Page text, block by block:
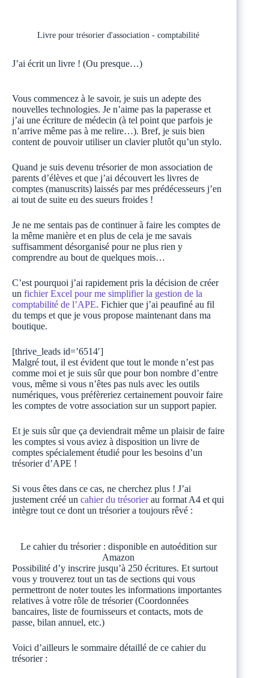
Livre pour trésorier d'association - comptabilité
J’ai écrit un livre ! (Ou presque…)
Vous commencez à le savoir, je suis un adepte des
nouvelles technologies. Je n’aime pas la paperasse et
j’ai une écriture de médecin (à tel point que parfois je
n’arrive même pas à me relire…). Bref, je suis bien
content de pouvoir utiliser un clavier plutôt qu’un stylo.
Quand je suis devenu trésorier de mon association de
parents d’élèves et que j’ai découvert les livres de
comptes (manuscrits) laissés par mes prédécesseurs j’en
ai tout de suite eu des sueurs froides !
Je ne me sentais pas de continuer à faire les comptes de
la même manière et en plus de cela je me savais
suffisamment désorganisé pour ne plus rien y
comprendre au bout de quelques mois…
C’est pourquoi j’ai rapidement pris la décision de créer
un fichier Excel pour me simplifier la gestion de la
comptabilité de l’APE. Fichier que j’ai peaufiné au fil
du temps et que je vous propose maintenant dans ma
boutique.
[thrive_leads id=’6514′]
Malgré tout, il est évident que tout le monde n’est pas
comme moi et je suis sûr que pour bon nombre d’entre
vous, même si vous n’êtes pas nuls avec les outils
numériques, vous préfèreriez certainement pouvoir faire
les comptes de votre association sur un support papier.
Et je suis sûr que ça deviendrait même un plaisir de faire
les comptes si vous aviez à disposition un livre de
comptes spécialement étudié pour les besoins d’un
trésorier d’APE !
Si vous êtes dans ce cas, ne cherchez plus ! J’ai
justement créé un cahier du trésorierau format A4 et qui
intègre tout ce dont un trésorier a toujours rêvé :
Le cahier du trésorier : disponible en autoédition sur
Amazon
Possibilité d’y inscrire jusqu’à 250 écritures. Et surtout
vous y trouverez tout un tas de sections qui vous
permettront de noter toutes les informations importantes
relatives à votre rôle de trésorier (Coordonnées
bancaires, liste de fournisseurs et contacts, mots de
passe, bilan annuel, etc.)
Voici d’ailleurs le sommaire détaillé de ce cahier du
trésorier :